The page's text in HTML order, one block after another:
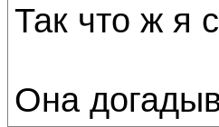
Так что ж я
Она